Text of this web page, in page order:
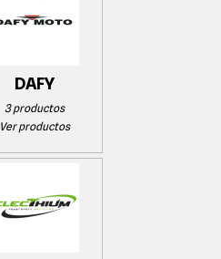
DAFY
3 productos
Ver productos